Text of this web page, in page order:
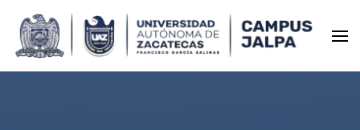
Universidad Autónoma de